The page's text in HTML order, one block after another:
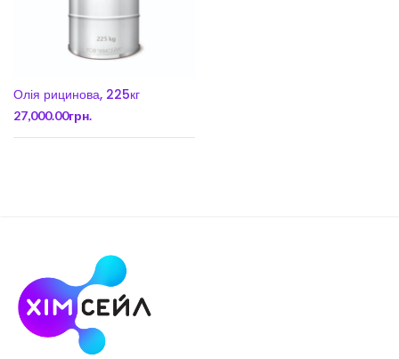
Олія рицинова, 225кг
27,000.00грн.